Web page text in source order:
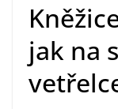
jak na